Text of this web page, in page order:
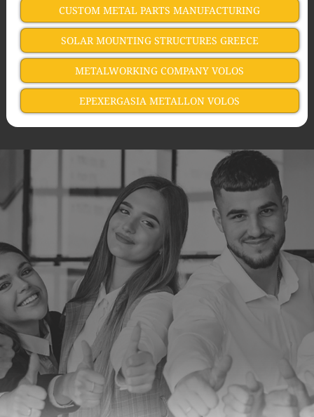
CUSTOM METAL PARTS MANUFACTURING
SOLAR MOUNTING STRUCTURES GREECE
METALWORKING COMPANY VOLOS
EPEXERGASIA METALLON VOLOS